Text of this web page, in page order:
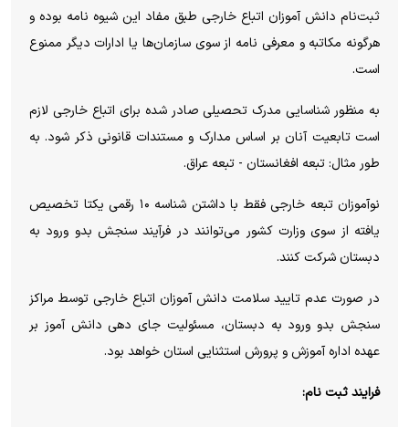
ثبت‌نام دانش آموزان اتباع خارجی طبق مفاد این شیوه نامه بوده و
هرگونه مکاتبه و معرفی نامه از سوی سازمان‌ها یا ادارات دیگر ممنوع
است.
به منظور شناسایی مدرک تحصیلی صادر شده برای اتباع خارجی لازم
است تابعیت آنان بر اساس مدارک و مستندات قانونی ذکر شود. به
طور مثال: تبعه افغانستان - تبعه عراق.
نوآموزان تبعه خارجی فقط با داشتن شناسه ۱۰ رقمی یکتا تخصیص
یافته از سوی وزارت کشور می‌توانند در فرآیند سنجش بدو ورود به
دبستان شرکت کنند.
در صورت عدم تایید سلامت دانش آموزان اتباع خارجی توسط مراکز
سنجش بدو ورود به دبستان، مسئولیت جای دهی دانش آموز بر
عهده اداره آموزش و پرورش استثنایی استان خواهد بود.
فرایند ثبت نام: